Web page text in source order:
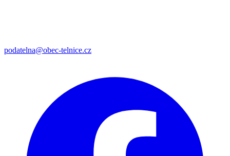
podatelna@obec-telnice.cz